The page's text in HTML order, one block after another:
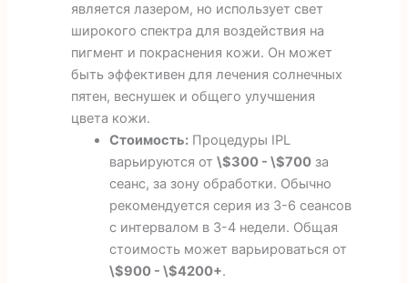
является лазером, но использует свет
широкого спектра для воздействия на
пигмент и покраснения кожи. Он может
быть эффективен для лечения солнечных
пятен, веснушек и общего улучшения
цвета кожи.
Стоимость:Процедуры IPL
варьируются от \$300 - \$700за
сеанс, за зону обработки. Обычно
рекомендуется серия из 3-6 сеансов
с интервалом в 3-4 недели. Общая
стоимость может варьироваться от
\$900 - \$4200+.